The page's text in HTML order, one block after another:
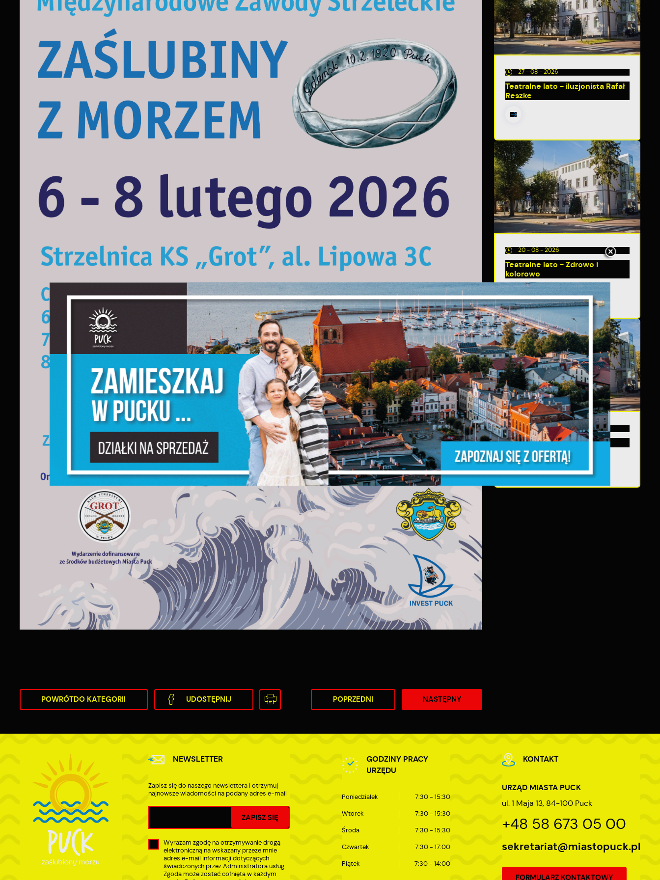
POWRÓTDO KATEGORII UDOSTĘPNIJ POPRZEDNI NASTĘPNY
27 - 08 - 2026
Teatralne lato - iluzjonista Rafał
Reszke
20 - 08 - 2026
Teatralne lato - Zdrowo i
kolorowo
13 - 08 - 2026
Teatralne lato - Roszpunka
NEWSLETTER
Zapisz się do naszego newslettera i otrzymuj
najnowsze wiadomości na podany adres e-mail
Wyrażam zgodę na otrzymywanie drogą
elektroniczną na wskazany przeze mnie
adres e-mail informacji dotyczących
świadczonych przez Administratora usług.
Zgoda może zostać cofnięta w każdym
GODZINY PRACY
URZĘDU
Poniedziałek 7:30 - 15:30
Wtorek 7:30 - 15:30
Środa 7:30 - 15:30
Czwartek 7:30 - 17:00
Piątek 7:30 - 14:00
KONTAKT
URZĄD MIASTA PUCK
ul. 1 Maja 13, 84-100 Puck
+48 58 673 05 00
sekretariat@miastopuck.pl
FORMULARZ KONTAKTOWY
Szanujemy Twoją prywatność. Możesz zmienić ustawienia cookies lub zaakceptować
je wszystkie. W dowolnym momencie możesz dokonać zmiany swoich ustawień.
Niezbędne
Niezbędne pliki cookies służą do prawidłowego funkcjonowania strony internetowej i
umożliwiają Ci komfortowe korzystanie z oferowanych przez nas usług.
Pliki cookies odpowiadają na podejmowane przez Ciebie działania w celu m.in.
dostosowania Twoich ustawień preferencji prywatności, logowania czy wypełniania
formularzy. Dzięki plikom cookies strona, z której korzystasz, może działać bez zakłóceń.
Funkcjonalne i personalizacyjne
Tego typu pliki cookies umożliwiają stronie internetowej zapamiętanie
wprowadzonych przez Ciebie ustawień oraz personalizację określonych
funkcjonalności czy prezentowanych treści.
Dzięki tym plikom cookies możemy zapewnić Ci większy komfort korzystania z
funkcjonalności naszej strony poprzez dopasowanie jej do Twoich indywidualnych
preferencji. Wyrażenie zgody na funkcjonalne i personalizacyjne pliki cookies
gwarantuje dostępność większej ilości funkcji na stronie.
Więcej
Analityczne
Analityczne pliki cookies pomagają nam rozwijać się i dostosowywać do Twoich
potrzeb.
Cookies analityczne pozwalają na uzyskanie informacji w zakresie wykorzystywania
witryny internetowej, miejsca oraz częstotliwości, z jaką odwiedzane są nasze serwisy
www. Dane pozwalają nam na ocenę naszych serwisów internetowych pod względem
ich popularności wśród użytkowników. Zgromadzone informacje są przetwarzane w
formie zanonimizowanej. Wyrażenie zgody na analityczne pliki cookies gwarantuje
dostępność wszystkich funkcjonalności.
Więcej
Reklamowe
Dzięki reklamowym plikom cookies prezentujemy Ci najciekawsze informacje i
aktualności na stronach naszych partnerów.
Promocyjne pliki cookies służą do prezentowania Ci naszych komunikatów na
podstawie analizy Twoich upodobań oraz Twoich zwyczajów dotyczących przeglądanej
witryny internetowej. Treści promocyjne mogą pojawić się na stronach podmiotów
trzecich lub firm będących naszymi partnerami oraz innych dostawców usług. Firmy
te działają w charakterze pośredników prezentujących nasze treści w postaci
Więcej
ZAPISZ WYBRANE
ZEZWÓL NA WSZYSTKIE